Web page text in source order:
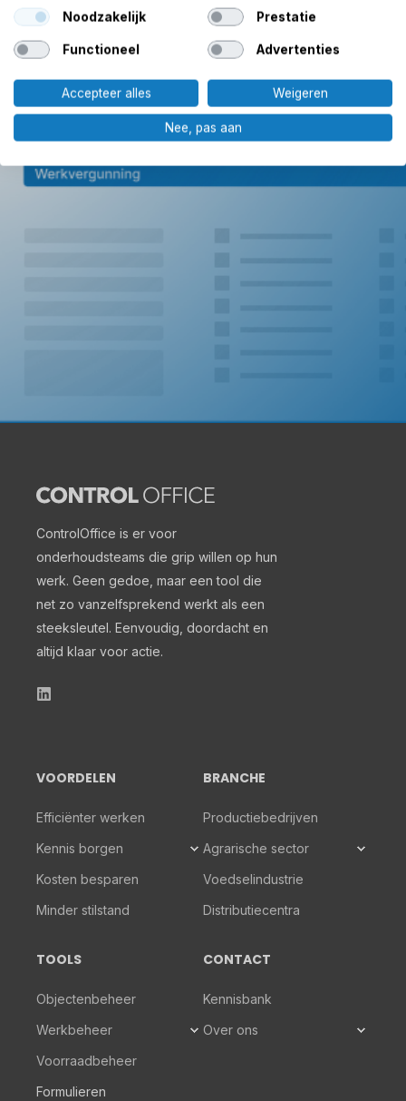
of tablet.
ControlOffice is er voor
onderhoudsteams die grip willen op hun
werk. Geen gedoe, maar een tool die
net zo vanzelfsprekend werkt als een
steeksleutel. Eenvoudig, doordacht en
altijd klaar voor actie.
VOORDELEN
Efficiënter werken
Kennis borgen
Kosten besparen
Minder stilstand
BRANCHE
Productiebedrijven
Agrarische sector
Voedselindustrie
Distributiecentra
TOOLS
Objectenbeheer
Werkbeheer
Voorraadbeheer
Formulieren
CONTACT
Kennisbank
Over ons
Noodzakelijk Prestatie
Functioneel Advertenties
Accepteer alles Weigeren
Nee, pas aan